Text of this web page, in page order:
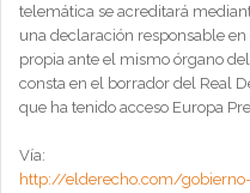
telemática se acreditará
una declaración responsable
propia ante el mismo órgano
consta en el borrador del Real
que ha tenido acceso Europa
Vía:
http://elderecho.com/